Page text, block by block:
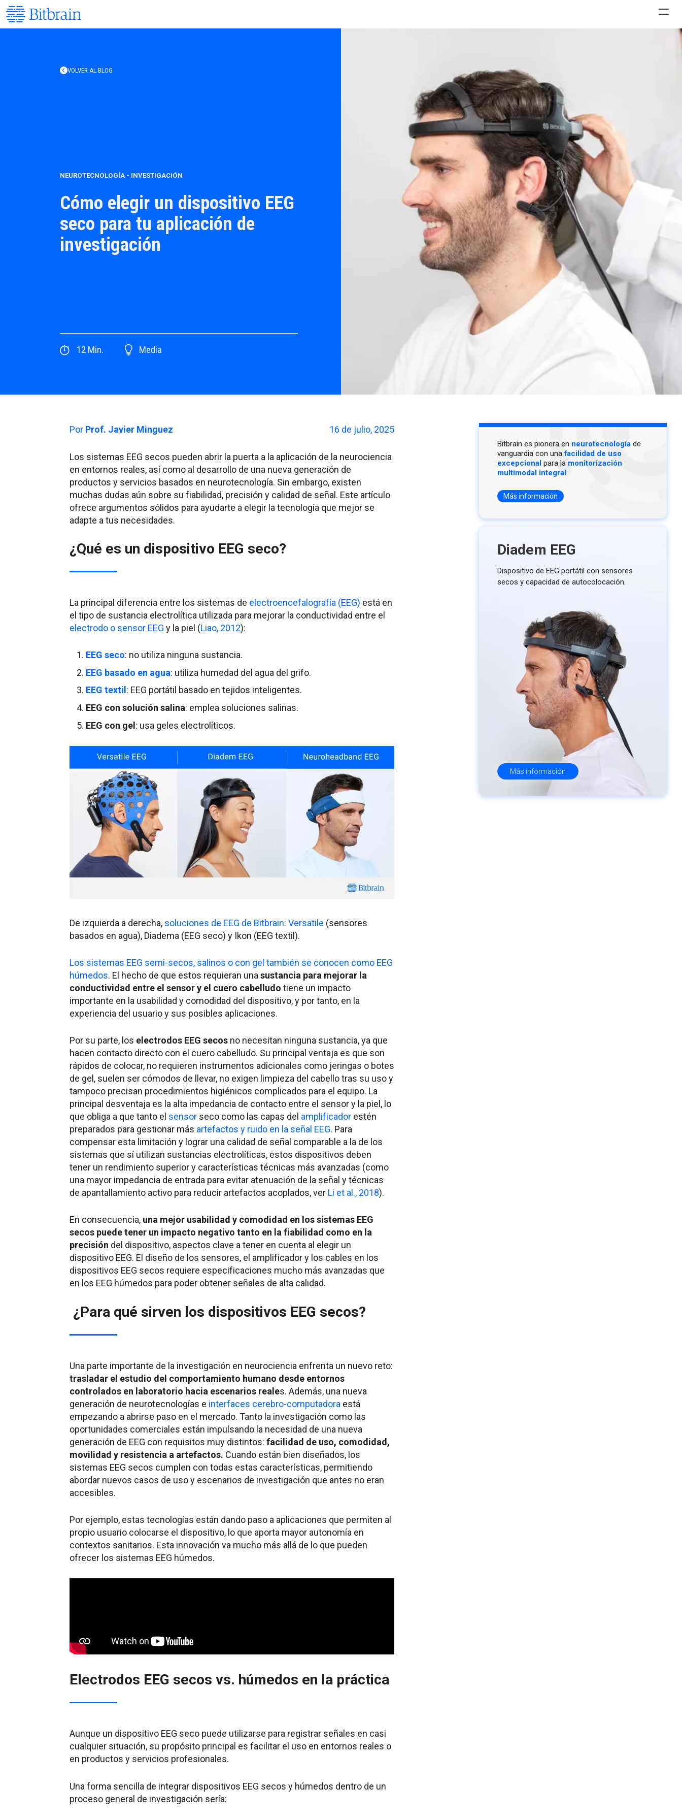
VOLVER AL BLOG
NEUROTECNOLOGÍA- INVESTIGACIÓN
Cómo elegir un dispositivo EEG
seco para tu aplicación de
investigación
12 Min. Media
Por Prof. Javier Minguez 16 de julio, 2025
Los sistemas EEG secos pueden abrir la puerta a la aplicación de la neurociencia
en entornos reales, así como al desarrollo de una nueva generación de
productos y servicios basados en neurotecnología. Sin embargo, existen
muchas dudas aún sobre su fiabilidad, precisión y calidad de señal. Este artículo
ofrece argumentos sólidos para ayudarte a elegir la tecnología que mejor se
adapte a tus necesidades.
¿Qué es un dispositivo EEG seco?
La principal diferencia entre los sistemas de electroencefalografía (EEG) está en
el tipo de sustancia electrolítica utilizada para mejorar la conductividad entre el
electrodo o sensor EEG y la piel (Liao, 2012):
EEG seco: no utiliza ninguna sustancia.
EEG basado en agua: utiliza humedad del agua del grifo.
EEG textil : EEG portátil basado en tejidos inteligentes.
EEG con solución salina: emplea soluciones salinas.
EEG con gel: usa geles electrolíticos.
De izquierda a derecha, soluciones de EEG de Bitbrain: Versatile (sensores
basados en agua), Diadema (EEG seco) y Ikon (EEG textil).
Los sistemas EEG semi-secos, salinos o con gel también se conocen como EEG
húmedos. El hecho de que estos requieran una sustancia para mejorar la
conductividad entre el sensor y el cuero cabelludo tiene un impacto
importante en la usabilidad y comodidad del dispositivo, y por tanto, en la
experiencia del usuario y sus posibles aplicaciones.
Por su parte, los electrodos EEG secosno necesitan ninguna sustancia, ya que
hacen contacto directo con el cuero cabelludo. Su principal ventaja es que son
rápidos de colocar, no requieren instrumentos adicionales como jeringas o botes
de gel, suelen ser cómodos de llevar, no exigen limpieza del cabello tras su uso y
tampoco precisan procedimientos higiénicos complicados para el equipo. La
principal desventaja es la alta impedancia de contacto entre el sensor y la piel, lo
que obliga a que tanto el sensorseco como las capas del amplificadorestén
preparados para gestionar más artefactos y ruido en la señal EEG. Para
compensar esta limitación y lograr una calidad de señal comparable a la de los
sistemas que sí utilizan sustancias electrolíticas, estos dispositivos deben
tener un rendimiento superior y características técnicas más avanzadas (como
una mayor impedancia de entrada para evitar atenuación de la señal y técnicas
de apantallamiento activo para reducir artefactos acoplados, ver Li et al., 2018).
En consecuencia, una mejor usabilidad y comodidad en los sistemas EEG
secos puede tener un impacto negativo tanto en la fiabilidad como en la
precisión del dispositivo, aspectos clave a tener en cuenta al elegir un
dispositivo EEG. El diseño de los sensores, el amplificador y los cables en los
dispositivos EEG secos requiere especificaciones mucho más avanzadas que
en los EEG húmedos para poder obtener señales de alta calidad.
¿Para qué sirven los dispositivos EEG secos?
Una parte importante de la investigación en neurociencia enfrenta un nuevo reto:
trasladar el estudio del comportamiento humano desde entornos
controlados en laboratorio hacia escenarios reales. Además, una nueva
generación de neurotecnologías e interfaces cerebro-computadora está
empezando a abrirse paso en el mercado. Tanto la investigación como las
oportunidades comerciales están impulsando la necesidad de una nueva
generación de EEG con requisitos muy distintos: facilidad de uso, comodidad,
movilidad y resistencia a artefactos. Cuando están bien diseñados, los
sistemas EEG secos cumplen con todas estas características, permitiendo
abordar nuevos casos de uso y escenarios de investigación que antes no eran
accesibles.
Por ejemplo, estas tecnologías están dando paso a aplicaciones que permiten al
propio usuario colocarse el dispositivo, lo que aporta mayor autonomía en
contextos sanitarios. Esta innovación va mucho más allá de lo que pueden
ofrecer los sistemas EEG húmedos.
Electrodos EEG secos vs. húmedos en la práctica
Aunque un dispositivo EEG seco puede utilizarse para registrar señales en casi
cualquier situación, su propósito principal es facilitar el uso en entornos reales o
en productos y servicios profesionales.
Una forma sencilla de integrar dispositivos EEG secos y húmedos dentro de un
proceso general de investigación sería:
Bitbrain es pionera en neurotecnología de
vanguardia con unafacilidad de uso
excepcional para la monitorización
multimodal integral .
Más información
Diadem EEG
Dispositivo de EEG portátil con sensores
secos y capacidad de autocolocación.
Más información